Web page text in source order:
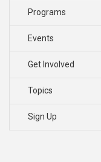
Programs
Events
Get Involved
Topics
Sign Up